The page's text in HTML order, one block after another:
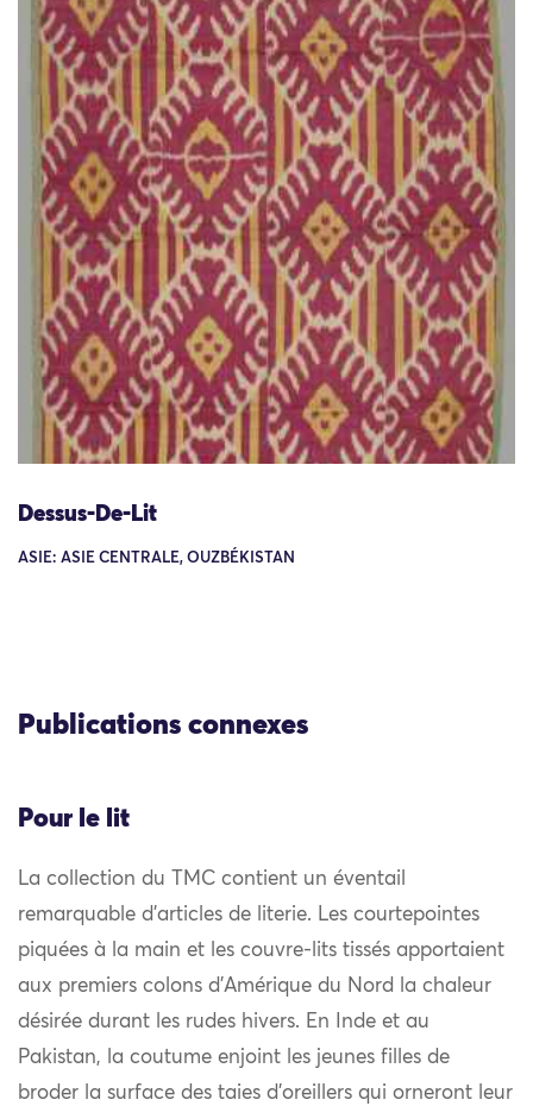
Dessus-De-Lit
ASIE: ASIE CENTRALE, OUZBÉKISTAN
Publications connexes
Pour le lit
La collection du TMC contient un éventail
remarquable d’articles de literie. Les courtepointes
piquées à la main et les couvre-lits tissés apportaient
aux premiers colons d’Amérique du Nord la chaleur
désirée durant les rudes hivers. En Inde et au
Pakistan, la coutume enjoint les jeunes filles de
broder la surface des taies d’oreillers qui orneront leur